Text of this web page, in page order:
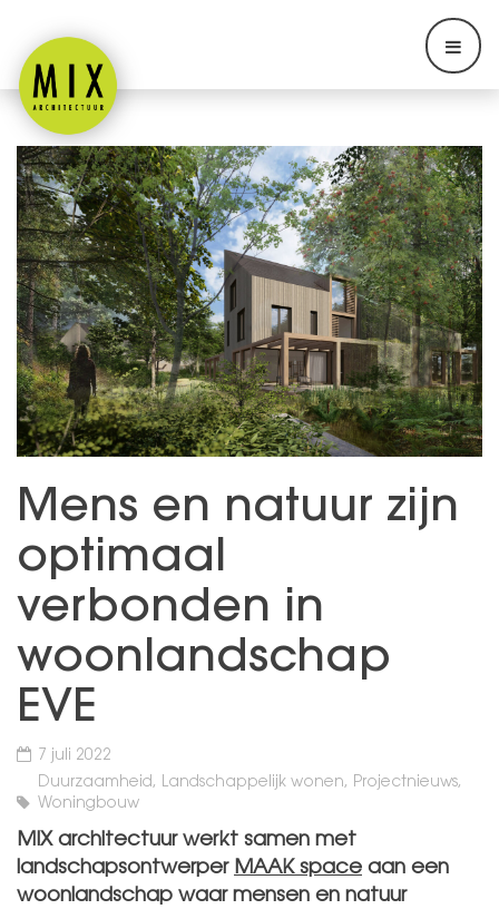
Mens en natuur zijn
optimaal
verbonden in
woonlandschap
EVE
7 juli 2022
Duurzaamheid, Landschappelijk wonen, Projectnieuws,
Woningbouw
MIX architectuur werkt samen met
landschapsontwerper MAAK space aan een
woonlandschap waar mensen en natuur